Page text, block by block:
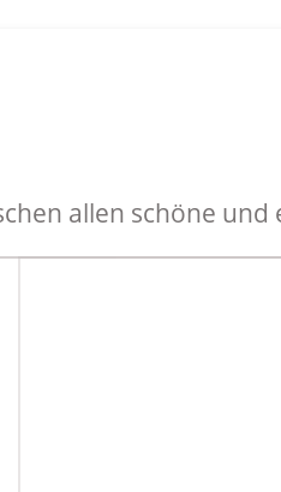
allen schöne und